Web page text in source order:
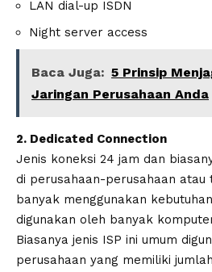
LAN dial-up ISDN
Night server access
Baca Juga: 5 Prinsip
Jaringan Perusahaan Anda
2. Dedicated Connection
Jenis koneksi 24 jam dan
di perusahaan-perusahaan
banyak menggunakan
digunakan oleh banyak
Biasanya jenis ISP ini umum
perusahaan yang memiliki